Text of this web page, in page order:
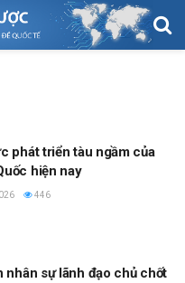
phát triển tàu ngầm của
hiện nay
446
nhân sự lãnh đạo chủ chốt